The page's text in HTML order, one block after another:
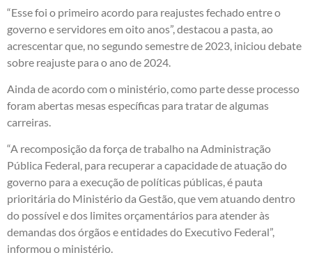
“Esse foi o primeiro acordo para reajustes fechado entre o
governo e servidores em oito anos”, destacou a pasta, ao
acrescentar que, no segundo semestre de 2023, iniciou debate
sobre reajuste para o ano de 2024.
Ainda de acordo com o ministério, como parte desse processo
foram abertas mesas específicas para tratar de algumas
carreiras.
“A recomposição da força de trabalho na Administração
Pública Federal, para recuperar a capacidade de atuação do
governo para a execução de políticas públicas, é pauta
prioritária do Ministério da Gestão, que vem atuando dentro
do possível e dos limites orçamentários para atender às
demandas dos órgãos e entidades do Executivo Federal”,
informou o ministério.